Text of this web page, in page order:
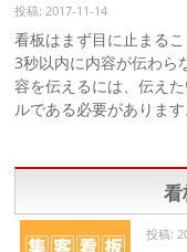
投稿: 2017-11-14
看板はまず目に止まる
3秒以内に内容が伝わら
容を伝えるには、伝え
ルである必要があります
看
投稿: